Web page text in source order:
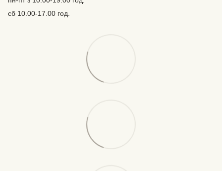
сб 10.00-17.00 год.